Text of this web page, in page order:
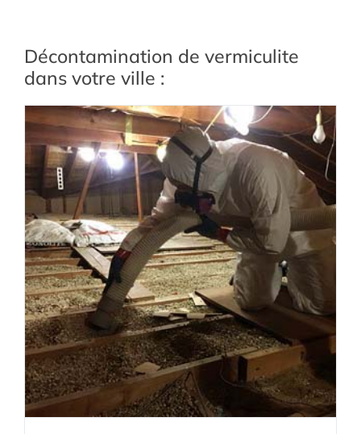
Décontamination de vermiculite
dans votre ville :